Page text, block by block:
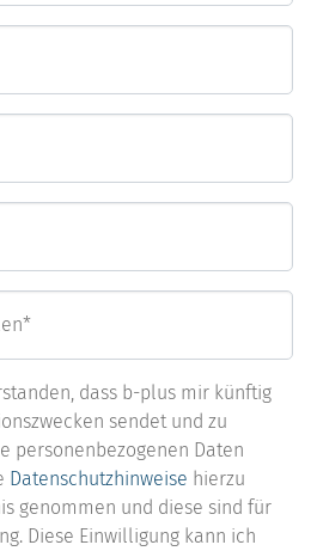
*
dass b-plus mir künftig
sendet und zu
personenbezogenen Daten
Datenschutzhinweise hierzu
genommen und diese sind für
Diese Einwilligung kann ich